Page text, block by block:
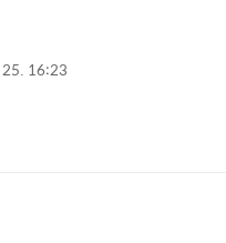
16:23